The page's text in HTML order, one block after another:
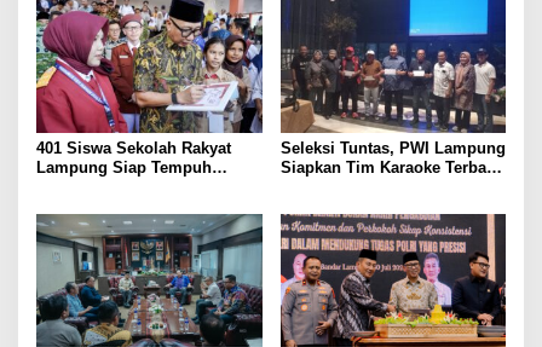
401 Siswa Sekolah Rakyat
Lampung Siap Tempuh
Emas
Seleksi Tuntas, PWI Lampung
Siapkan Tim Karaoke Terbaik